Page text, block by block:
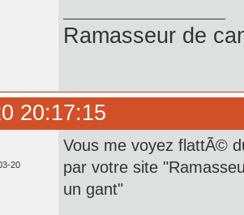
Ramasseur de
20:17:15
20
Vous me voyez flattÃ©
par votre site
un gant"